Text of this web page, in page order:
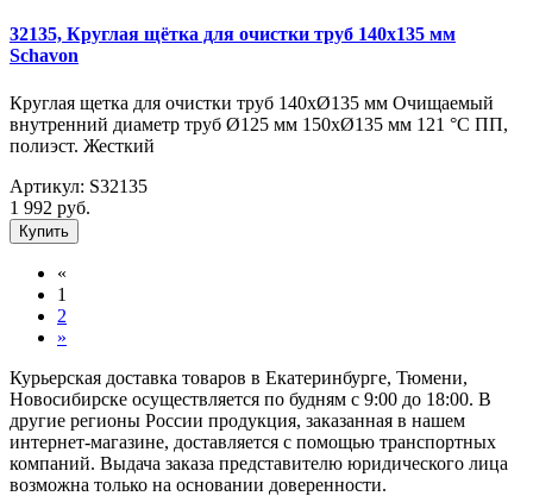
32135, Круглая щётка для очистки труб 140х135 мм
Schavon
Круглая щетка для очистки труб 140хØ135 мм Очищаемый
внутренний диаметр труб Ø125 мм 150xØ135 мм 121 °С ПП,
полиэст. Жесткий
Артикул: S32135
1 992 руб.
Купить
«
1
2
»
Курьерская доставка товаров в Екатеринбурге, Тюмени,
Новосибирске осуществляется по будням с 9:00 до 18:00. В
другие регионы России продукция, заказанная в нашем
интернет-магазине, доставляется с помощью транспортных
компаний. Выдача заказа представителю юридического лица
возможна только на основании доверенности.